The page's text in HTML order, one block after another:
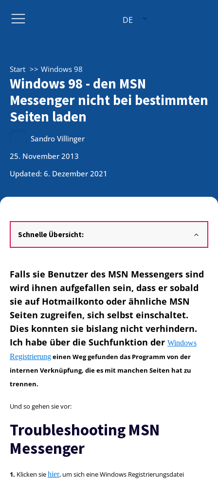
DE
Start Windows 98
Windows 98 - den MSN
Messenger nicht bei bestimmten
Seiten laden
Sandro Villinger
25. November 2013
Updated: 6. Dezember 2021
Schnelle Übersicht:
Falls sie Benutzer des MSN Messengers sind
wird ihnen aufgefallen sein, dass er sobald
sie auf Hotmailkonto oder ähnliche MSN
Seiten zugreifen, sich selbst einschaltet.
Dies konnten sie bislang nicht verhindern.
Ich habe über die Suchfunktion der Windows
Registrierungeinen Weg gefunden das Programm von der
internen Verknüpfung, die es mit manchen Seiten hat zu
trennen.
Und so gehen sie vor:
Troubleshooting MSN
Messenger
1. Klicken siehier, um sich eine Windows Registrierungsdatei